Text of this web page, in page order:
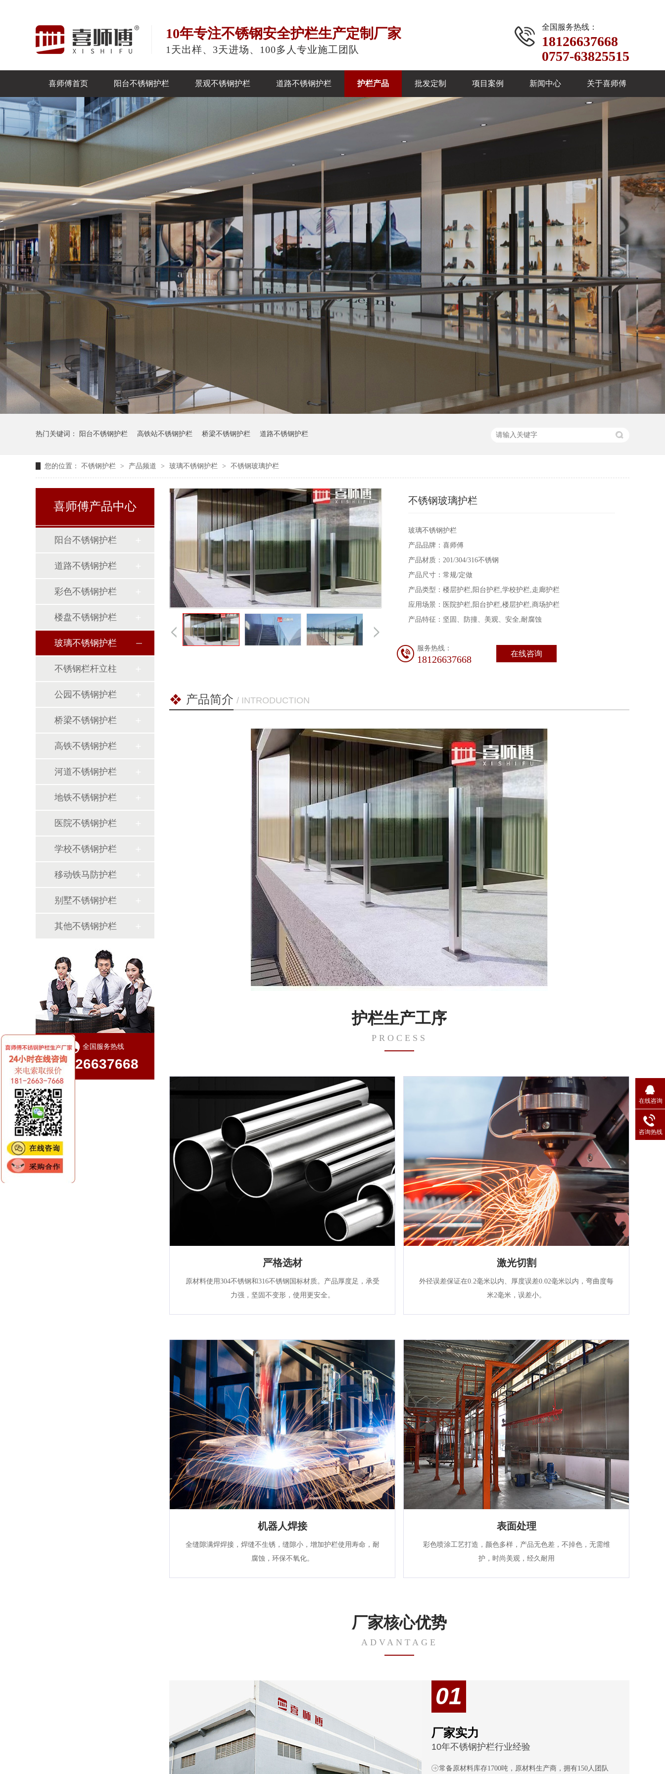
全国服务热线：
18126637668
0757-63825515
10年专注不锈钢安全护栏生产定制厂家
1天出样、3天进场、100多人专业施工团队
喜师傅首页 阳台不锈钢护栏 景观不锈钢护栏 道路不锈钢护栏 护栏产品 批发定制 项目案例 新闻中心 关于喜师傅
热门关键词： 阳台不锈钢护栏 高铁站不锈钢护栏 桥梁不锈钢护栏 道路不锈钢护栏
您的位置： 不锈钢护栏 > 产品频道 > 玻璃不锈钢护栏 > 不锈钢玻璃护栏
不锈钢玻璃护栏
玻璃不锈钢护栏
产品品牌：喜师傅
产品材质：201/304/316不锈钢
产品尺寸：常规/定做
产品类型：楼层护栏,阳台护栏,学校护栏,走廊护栏
应用场景：医院护栏,阳台护栏,楼层护栏,商场护栏
产品特征：坚固、防撞、美观、安全,耐腐蚀
服务热线：
18126637668
在线咨询
产品简介 / INTRODUCTION
护栏生产工序
PROCESS
严格选材
原材料使用304不锈钢和316不锈钢国标材质。产品厚度足，承受
力强，坚固不变形，使用更安全。
激光切割
外径误差保证在0.2毫米以内、厚度误差0.02毫米以内，弯曲度每
米2毫米，误差小。
机器人焊接
全缝隙满焊焊接，焊缝不生锈，缝隙小，增加护栏使用寿命，耐
腐蚀，环保不氧化。
表面处理
彩色喷涂工艺打造，颜色多样，产品无色差，不掉色，无需维
护，时尚美观，经久耐用
厂家核心优势
ADVANTAGE
01
厂家实力
10年不锈钢护栏行业经验
常备原材料库存1700吨，原材料生产商，拥有150人团队
喜师傅产品中心
阳台不锈钢护栏
道路不锈钢护栏
彩色不锈钢护栏
楼盘不锈钢护栏
玻璃不锈钢护栏
不锈钢栏杆立柱
公园不锈钢护栏
桥梁不锈钢护栏
高铁不锈钢护栏
河道不锈钢护栏
地铁不锈钢护栏
医院不锈钢护栏
学校不锈钢护栏
移动铁马防护栏
别墅不锈钢护栏
其他不锈钢护栏
全国服务热线
18126637668
在线咨询
咨询热线